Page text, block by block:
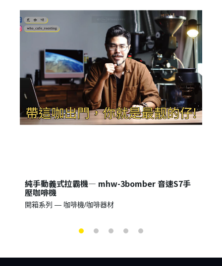
登 入
忘記密碼？
建立專屬帳號
只要再完成幾個步驟，即可完成帳號的註冊程序，
純手動義式拉霸機— mhw-3bomber 音速S7手
壓咖啡機
開箱系列 — 咖啡機/咖啡器材